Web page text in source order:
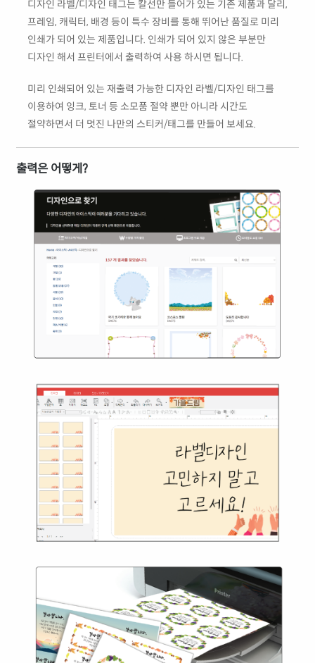
디자인 라벨/디자인 태그는 칼선만 들어가 있는 기존 제품과 달리,
프레임, 캐릭터, 배경 등이 특수 장비를 통해 뛰어난 품질로 미리
인쇄가 되어 있는 제품입니다. 인쇄가 되어 있지 않은 부분만
디자인 해서 프린터에서 출력하여 사용 하시면 됩니다.
미리 인쇄되어 있는 재출력 가능한 디자인 라벨/디자인 태그를
이용하여 잉크, 토너 등 소모품 절약 뿐만 아니라 시간도
절약하면서 더 멋진 나만의 스티커/태그를 만들어 보세요.
출력은 어떻게?